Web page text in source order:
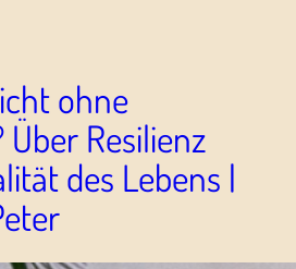
ohne
Resilienz
des Lebens |